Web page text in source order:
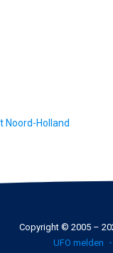
Noord-Holland
Copyright © 2005 –
UFO melden